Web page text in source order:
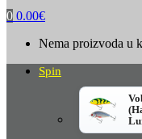
0 0.00€
Nema proizvoda u
Spin